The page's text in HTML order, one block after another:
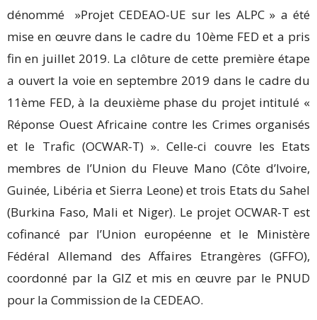
dénommé »Projet CEDEAO-UE sur les ALPC » a été
mise en œuvre dans le cadre du 10ème FED et a pris
fin en juillet 2019. La clôture de cette première étape
a ouvert la voie en septembre 2019 dans le cadre du
11ème FED, à la deuxième phase du projet intitulé «
Réponse Ouest Africaine contre les Crimes organisés
et le Trafic (OCWAR-T) ». Celle-ci couvre les Etats
membres de l’Union du Fleuve Mano (Côte d’Ivoire,
Guinée, Libéria et Sierra Leone) et trois Etats du Sahel
(Burkina Faso, Mali et Niger). Le projet OCWAR-T est
cofinancé par l’Union européenne et le Ministère
Fédéral Allemand des Affaires Etrangères (GFFO),
coordonné par la GIZ et mis en œuvre par le PNUD
pour la Commission de la CEDEAO.